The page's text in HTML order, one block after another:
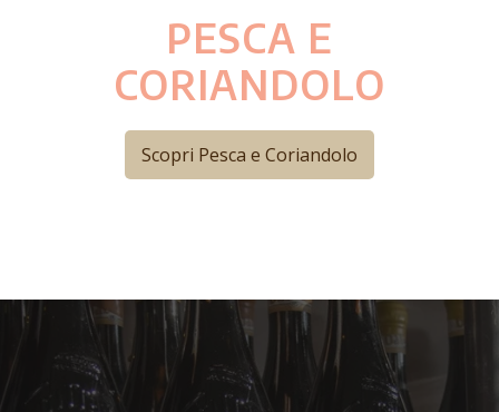
PESCA E
CORIANDOLO
Scopri Pesca e Coriandolo